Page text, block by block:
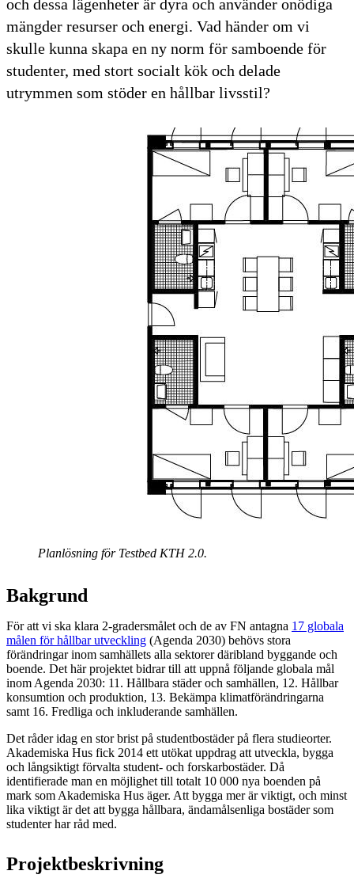
och dessa lägenheter är dyra och använder onödiga
mängder resurser och energi. Vad händer om vi
skulle kunna skapa en ny norm för samboende för
studenter, med stort socialt kök och delade
utrymmen som stöder en hållbar livsstil?
Planlösning för Testbed KTH 2.0.
Bakgrund
För att vi ska klara 2-gradersmålet och de av FN antagna 17 globala
målen för hållbar utveckling (Agenda 2030) behövs stora
förändringar inom samhällets alla sektorer däribland byggande och
boende. Det här projektet bidrar till att uppnå följande globala mål
inom Agenda 2030: 11. Hållbara städer och samhällen, 12. Hållbar
konsumtion och produktion, 13. Bekämpa klimatförändringarna
samt 16. Fredliga och inkluderande samhällen.
Det råder idag en stor brist på studentbostäder på flera studieorter.
Akademiska Hus fick 2014 ett utökat uppdrag att utveckla, bygga
och långsiktigt förvalta student- och forskarbostäder. Då
identifierade man en möjlighet till totalt 10 000 nya boenden på
mark som Akademiska Hus äger. Att bygga mer är viktigt, och minst
lika viktigt är det att bygga hållbara, ändamålsenliga bostäder som
studenter har råd med.
Projektbeskrivning